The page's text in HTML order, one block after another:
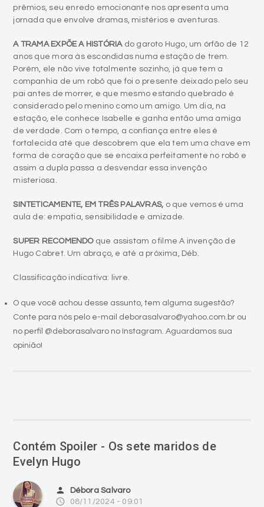
prêmios, seu enredo emocionante nos apresenta uma
jornada que envolve dramas, mistérios e aventuras.
A TRAMA EXPÕE A HISTÓRIAdo garoto Hugo, um órfão de 12
anos que mora às escondidas numa estação de trem.
Porém, ele não vive totalmente sozinho, já que tem a
companhia de um robô que foi o presente deixado pelo seu
pai antes de morrer, e que mesmo estando quebrado é
considerado pelo menino como um amigo. Um dia, na
estação, ele conhece Isabelle e ganha então uma amiga
de verdade. Com o tempo, a confiança entre eles é
fortalecida até que descobrem que ela tem uma chave em
forma de coração que se encaixa perfeitamente no robô e
assim a dupla passa a desvendar essa invenção
misteriosa.
SINTETICAMENTE, EM TRÊS PALAVRAS, o que vemos é uma
aula de: empatia, sensibilidade e amizade.
SUPER RECOMENDOque assistam o filme A invenção de
Hugo Cabret. Um abraço, e até a próxima, Déb.
Classificação indicativa: livre.
O que você achou desse assunto, tem alguma sugestão?
Conte para nós pelo e-mail deborasalvaro@yahoo.com.br ou
no perfil @deborasalvaro no Instagram. Aguardamos sua
opinião!
Contém Spoiler - Os sete maridos de
Evelyn Hugo
person Débora Salvaro
access_time 08/11/2024 - 09:01